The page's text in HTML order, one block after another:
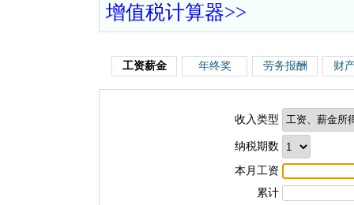
增值税计算器>>
工资薪金 年终奖 劳务报酬 财
收入类型
纳税期数
本月工资
累计